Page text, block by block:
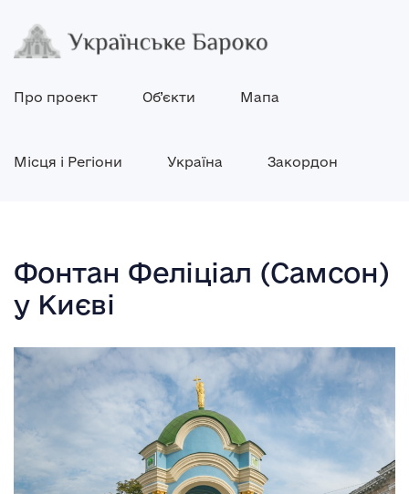
Про проект Об’єкти Мапа
Місця і Регіони Україна Закордон
Фонтан Феліціал (Самсон)
у Києві